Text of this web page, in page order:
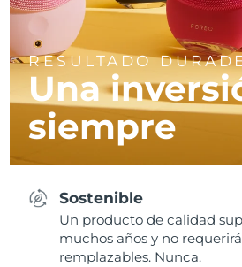
RESULTADO
Una
siempre
Sostenible
Un producto de calidad
muchos años y no
remplazables. Nunca.